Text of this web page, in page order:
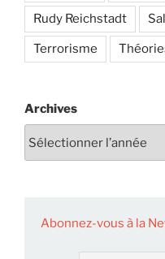
Rudy Reichstadt
Terrorisme
Archives
Abonnez-vous à la